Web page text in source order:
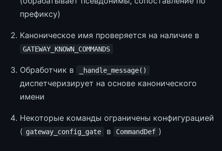
префиксу)
Каноническое имя проверяется на наличие в
GATEWAY_KNOWN_COMMANDS
Обработчик в _handle_message()
диспетчеризирует на основе канонического
имени
Некоторые команды ограничены конфигурацией
( gateway_config_gate в CommandDef )